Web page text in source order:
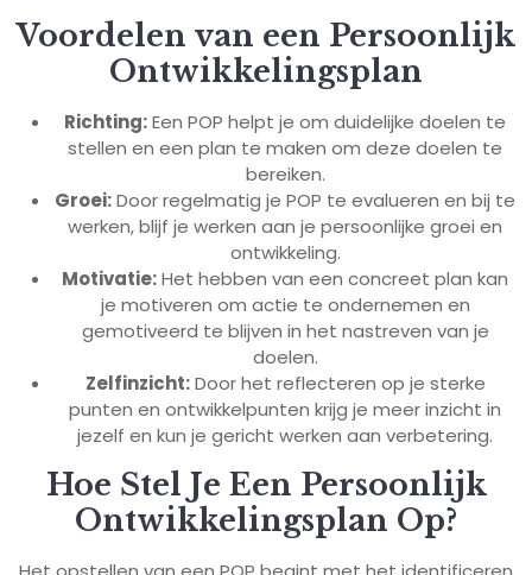
Voordelen van een Persoonlijk
Ontwikkelingsplan
Richting:Een POP helpt je om duidelijke doelen te
stellen en een plan te maken om deze doelen te
bereiken.
Groei:Door regelmatig je POP te evalueren en bij te
werken, blijf je werken aan je persoonlijke groei en
ontwikkeling.
Motivatie:Het hebben van een concreet plan kan
je motiveren om actie te ondernemen en
gemotiveerd te blijven in het nastreven van je
doelen.
Zelfinzicht:Door het reflecteren op je sterke
punten en ontwikkelpunten krijg je meer inzicht in
jezelf en kun je gericht werken aan verbetering.
Hoe Stel Je Een Persoonlijk
Ontwikkelingsplan Op?